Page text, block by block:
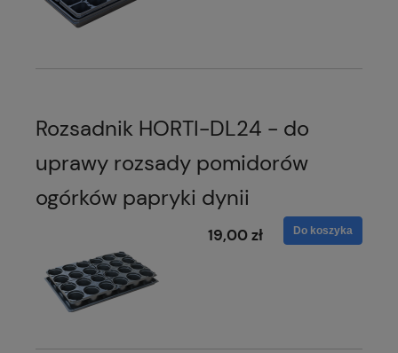
Rozsadnik HORTI-DL24 - do
uprawy rozsady pomidorów
ogórków papryki dynii
19,00 zł Do koszyka